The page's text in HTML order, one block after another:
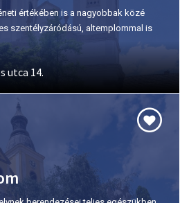
értékében is a nagyobbak közé
szentélyzáródású, altemplommal is
utca 14.